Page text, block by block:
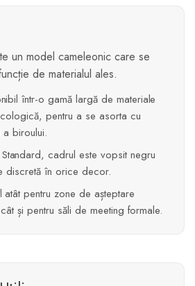
un model cameleonic care se
de materialul ales.
într-o gamă largă de materiale
pentru a se asorta cu
a biroului.
cadrul este vopsit negru
discretă în orice decor.
pentru zone de așteptare
și pentru săli de meeting formale.